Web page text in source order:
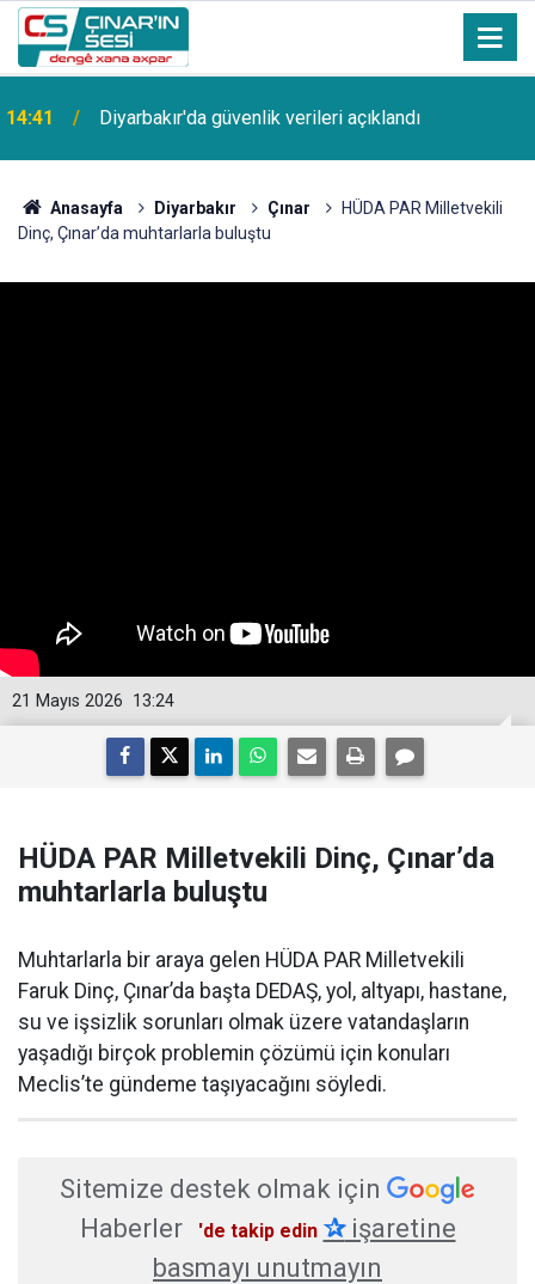
14:41 Diyarbakır'da güvenlik verileri açıklandı
Anasayfa Diyarbakır Çınar
HÜDA PAR Milletvekili
Dinç, Çınar’da muhtarlarla buluştu
13:24
21 Mayıs 2026
HÜDA PAR Milletvekili Dinç, Çınar’da
muhtarlarla buluştu
Muhtarlarla bir araya gelen HÜDA PAR Milletvekili
Faruk Dinç, Çınar’da başta DEDAŞ, yol, altyapı, hastane,
su ve işsizlik sorunları olmak üzere vatandaşların
yaşadığı birçok problemin çözümü için konuları
Meclis’te gündeme taşıyacağını söyledi.
Sitemize destek olmak için
Haberler
'de takip edin ✰işaretine
basmayı unutmayın